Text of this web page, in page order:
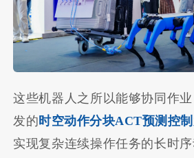
这些机器人之所以能够协同作
发的 时空动作分块ACT预测控
实现复杂连续操作任务的长时